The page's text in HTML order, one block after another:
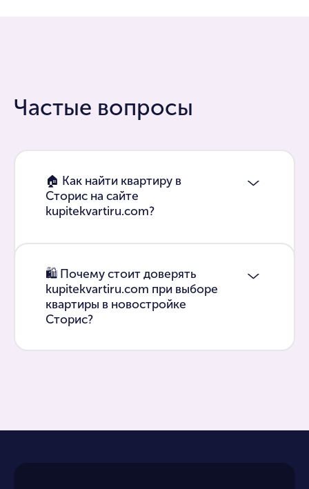
Частые вопросы
🏠 Как найти квартиру в
Сторис на сайте
kupitekvartiru.com?
🛍 Почему стоит доверять
kupitekvartiru.com при выборе
квартиры в новостройке
Сторис?